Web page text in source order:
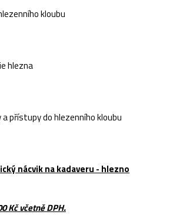
kloubu
hlezna
přístupy do hlezenního kloubu
nácvik na kadaveru - hlezno
Kč včetně DPH.